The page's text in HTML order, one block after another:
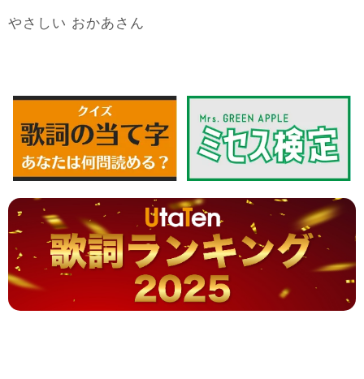
やさしい おかあさん